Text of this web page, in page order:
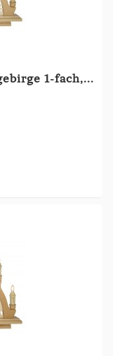
1-fach,...